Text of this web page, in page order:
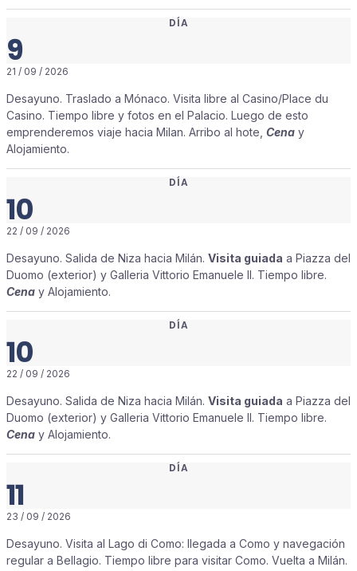
DÍA
9
21 / 09 / 2026
Desayuno. Traslado a Mónaco. Visita libre al Casino/Place du
Casino. Tiempo libre y fotos en el Palacio. Luego de esto
emprenderemos viaje hacia Milan. Arribo al hote, Cena y
Alojamiento.
DÍA
10
22 / 09 / 2026
Desayuno. Salida de Niza hacia Milán. Visita guiada a Piazza del
Duomo (exterior) y Galleria Vittorio Emanuele II. Tiempo libre.
Cena y Alojamiento.
DÍA
10
22 / 09 / 2026
Desayuno. Salida de Niza hacia Milán. Visita guiada a Piazza del
Duomo (exterior) y Galleria Vittorio Emanuele II. Tiempo libre.
Cena y Alojamiento.
DÍA
11
23 / 09 / 2026
Desayuno. Visita al Lago di Como: llegada a Como y navegación
regular a Bellagio. Tiempo libre para visitar Como. Vuelta a Milán.